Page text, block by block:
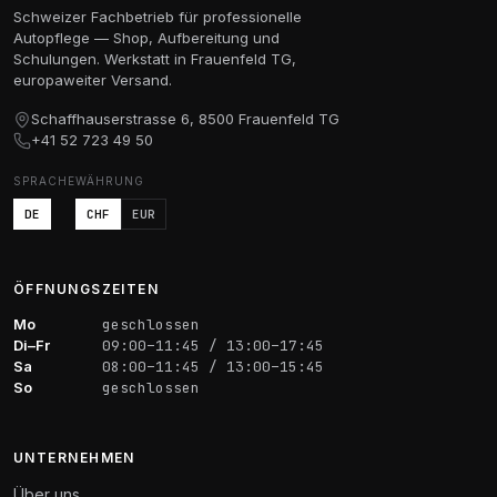
CHF 20.30
Schweizer Fachbetrieb für professionelle
Autopflege — Shop, Aufbereitung und
Schulungen. Werkstatt in Frauenfeld TG,
europaweiter Versand.
Schaffhauserstrasse 6, 8500 Frauenfeld TG
+41 52 723 49 50
SPRACHE
DE
WÄHRUNG
CHF EUR
ÖFFNUNGSZEITEN
Mo geschlossen
Di–Fr 09:00–11:45 / 13:00–17:45
Sa 08:00–11:45 / 13:00–15:45
So geschlossen
UNTERNEHMEN